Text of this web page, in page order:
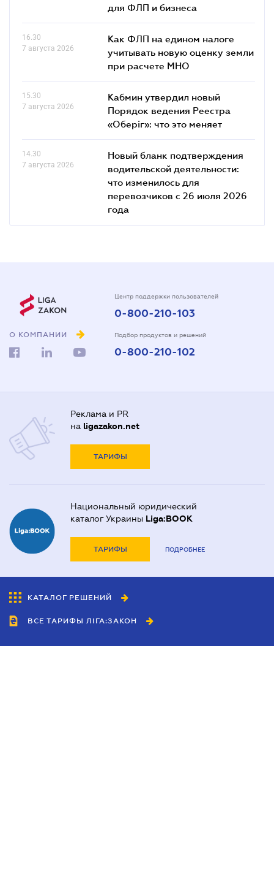
для ФЛП и бизнеса
16.30
7 августа 2026
Как ФЛП на едином налоге
учитывать новую оценку земли
при расчете МНО
15.30
7 августа 2026
Кабмин утвердил новый
Порядок ведения Реестра
«Оберіг»: что это меняет
14.30
7 августа 2026
Новый бланк подтверждения
водительской деятельности:
что изменилось для
перевозчиков с 26 июля 2026
года
О КОМПАНИИ
Центр поддержки пользователей
0-800-210-103
Подбор продуктов и решений
0-800-210-102
Реклама и PR
на ligazakon.net
ТАРИФЫ
Национальный юридический
каталог Украины Liga:BOOK
ТАРИФЫ ПОДРОБНЕЕ
КАТАЛОГ РЕШЕНИЙ
ВСЕ ТАРИФЫ ЛІГА:ЗАКОН